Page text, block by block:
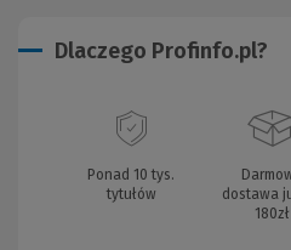
Dlaczego Profinfo.pl?
Ponad 10 tys.
tytułów
dostawa
180zł